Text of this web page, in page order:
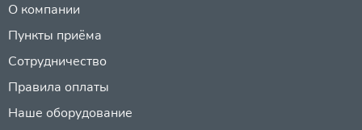
О компании
Пункты приёма
Сотрудничество
Правила оплаты
Наше оборудование